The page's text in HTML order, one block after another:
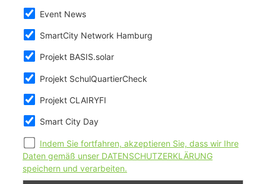
Event News
SmartCity Network Hamburg
Projekt BASIS.solar
Projekt SchulQuartierCheck
Projekt CLAIRYFI
Smart City Day
Indem Sie fortfahren, akzeptieren Sie, dass wir Ihre
Daten gemäß unser DATENSCHUTZERKLÄRUNG
speichern und verarbeiten.